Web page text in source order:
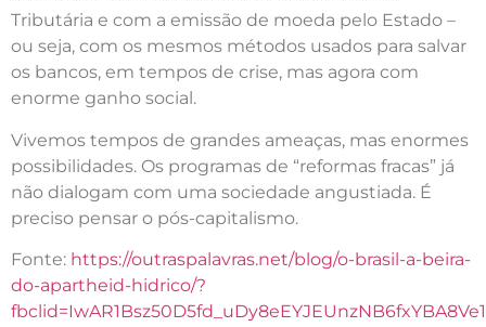
Tributária e com a emissão de moeda pelo Estado –
ou seja, com os mesmos métodos usados para salvar
os bancos, em tempos de crise, mas agora com
enorme ganho social.
Vivemos tempos de grandes ameaças, mas enormes
possibilidades. Os programas de “reformas fracas” já
não dialogam com uma sociedade angustiada. É
preciso pensar o pós-capitalismo.
Fonte: https://outraspalavras.net/blog/o-brasil-a-beira-
do-apartheid-hidrico/?